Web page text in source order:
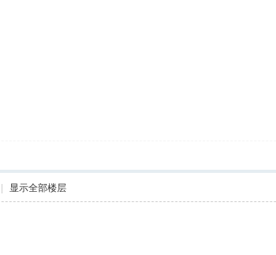
显示全部楼层